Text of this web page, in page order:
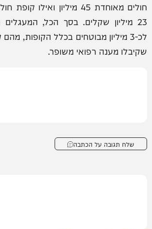
חולים מאוחדת 45 מיליון
23 מיליון שקלים. בסך הכל, המעגלים
לכ-3 מיליון מבוטחים בכלל הקופות,
שקיבלו מענה רפואי משופר.
שלח תגובה על הכתבה